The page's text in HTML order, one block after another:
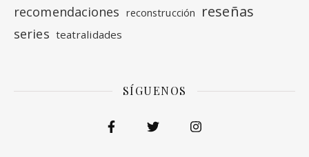
recomendaciones reconstrucción reseñas
series teatralidades
SÍGUENOS